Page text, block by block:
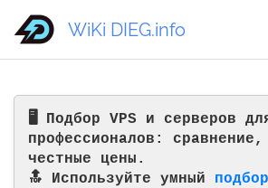
🖥️ Подбор VPS и серверов
профессионалов:
честные цены.
🔝 Используйте умный
WiKi DIEG.info